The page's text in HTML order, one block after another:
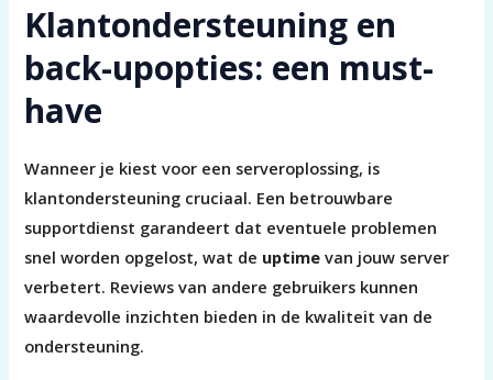
Klantondersteuning en
back-upopties: een must-
have
Wanneer je kiest voor een serveroplossing, is
klantondersteuning cruciaal. Een betrouwbare
supportdienst garandeert dat eventuele problemen
snel worden opgelost, wat de uptime van jouw server
verbetert. Reviews van andere gebruikers kunnen
waardevolle inzichten bieden in de kwaliteit van de
ondersteuning.